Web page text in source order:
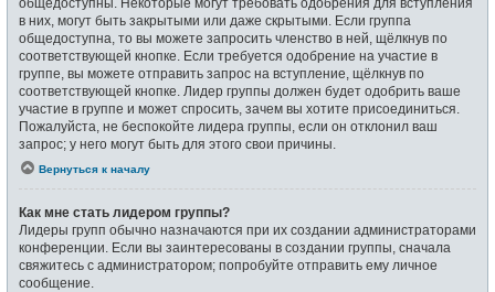
общедоступны. Некоторые могут требовать одобрения для вступления
в них, могут быть закрытыми или даже скрытыми. Если группа
общедоступна, то вы можете запросить членство в ней, щёлкнув по
соответствующей кнопке. Если требуется одобрение на участие в
группе, вы можете отправить запрос на вступление, щёлкнув по
соответствующей кнопке. Лидер группы должен будет одобрить ваше
участие в группе и может спросить, зачем вы хотите присоединиться.
Пожалуйста, не беспокойте лидера группы, если он отклонил ваш
запрос; у него могут быть для этого свои причины.
Вернуться к началу
Как мне стать лидером группы?
Лидеры групп обычно назначаются при их создании администраторами
конференции. Если вы заинтересованы в создании группы, сначала
свяжитесь с администратором; попробуйте отправить ему личное
сообщение.